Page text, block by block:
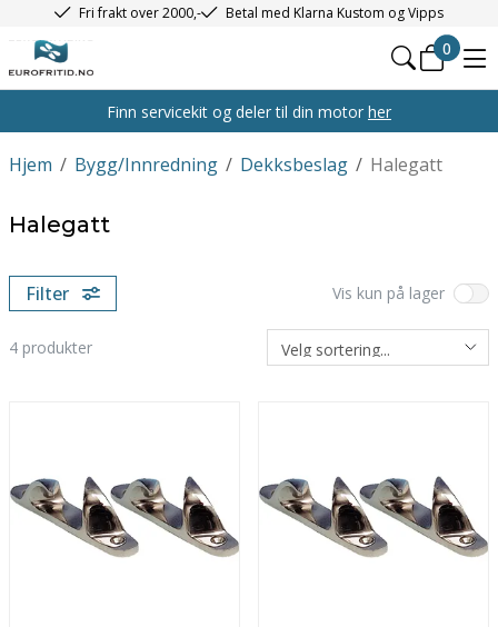
Fri frakt over 2000,- Betal med Klarna Kustom og Vipps
0
Finn servicekit og deler til din motor her
/
Hjem /
Bygg/Innredning /
Dekksbeslag Halegatt
Halegatt
Filter Vis kun på lager
4 produkter